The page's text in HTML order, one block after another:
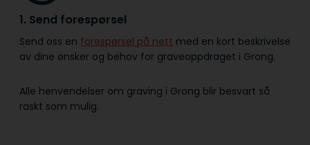
1. Send forespørsel
Send oss en forespørsel på nett med en kort beskrivelse
av dine ønsker og behov for graveoppdraget i Grong.
Alle henvendelser om graving i Grong blir besvart så
raskt som mulig.